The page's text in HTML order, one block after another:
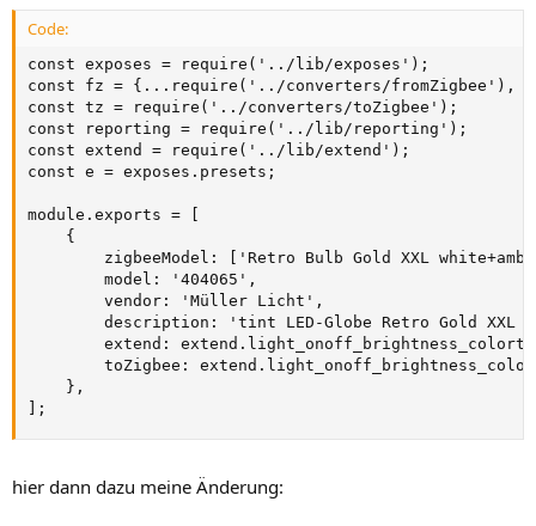
Code:
const exposes = require('../lib/exposes');
const fz = {...require('../converters/fromZigbee'),
const tz = require('../converters/toZigbee');
const reporting = require('../lib/reporting');
const extend = require('../lib/extend');
const e = exposes.presets;
module.exports = [
    {
zigbeeModel: ['Retro Bulb Gold XXL
        model: '404065',
        vendor: 'Müller Licht',
description: 'tint LED-Globe Retro Gold XXL
extend:
toZigbee:
    },
];
hier dann dazu meine Änderung: